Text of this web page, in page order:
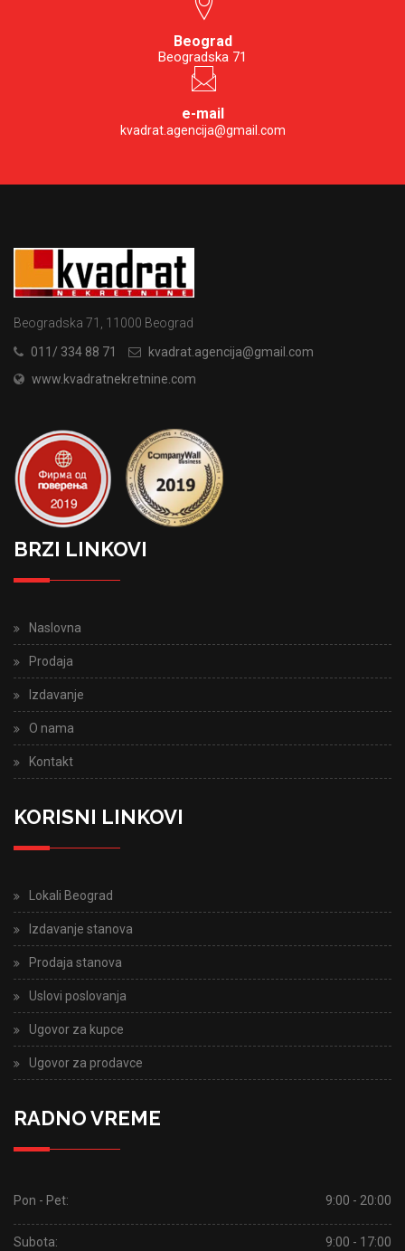
Beograd
Beogradska 71
e-mail
kvadrat.agencija@gmail.com
Beogradska 71, 11000 Beograd
011/ 334 88 71
kvadrat.agencija@gmail.com
www.kvadratnekretnine.com
BRZI LINKOVI
Naslovna
Prodaja
Izdavanje
O nama
Kontakt
KORISNI LINKOVI
Lokali Beograd
Izdavanje stanova
Prodaja stanova
Uslovi poslovanja
Ugovor za kupce
Ugovor za prodavce
RADNO VREME
Pon - Pet: 9:00 - 20:00
Subota: 9:00 - 17:00